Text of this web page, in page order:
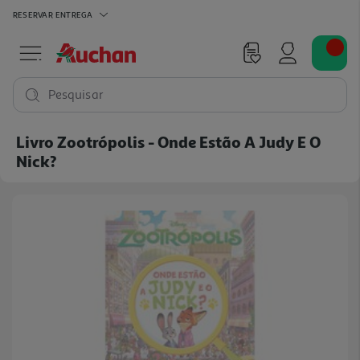
RESERVAR ENTREGA
Pesquisar
Livro Zootrópolis - Onde Estão A Judy E O
Nick?